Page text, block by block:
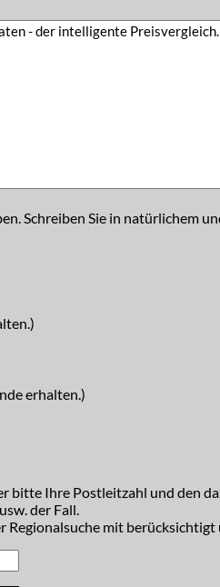
Schreiben Sie in natürlichem
erhalten.)
bitte Ihre Postleitzahl und den
der Fall.
mit berücksichtigt